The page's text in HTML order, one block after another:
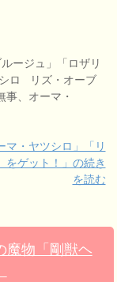
ージュ」「ロザリ
ロ リズ・オーブ
、オーマ・
・ヤツシロ」「リ
をゲット！」の続き
を読む
魔物「剛獣ヘ